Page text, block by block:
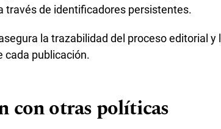
través de identificadores persistentes.
la trazabilidad del proceso editorial y
cada publicación.
con otras políticas